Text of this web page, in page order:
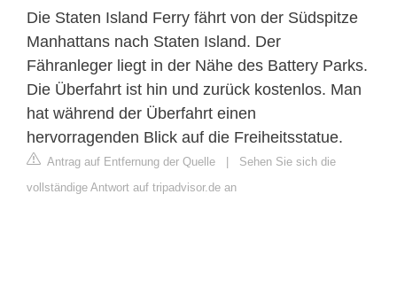
Die Staten Island Ferry fährt von der Südspitze
Manhattans nach Staten Island. Der
Fähranleger liegt in der Nähe des Battery Parks.
Die Überfahrt ist hin und zurück kostenlos. Man
hat während der Überfahrt einen
hervorragenden Blick auf die Freiheitsstatue.
Antrag auf Entfernung der Quelle
Sehen Sie sich die
vollständige Antwort auf tripadvisor.de an